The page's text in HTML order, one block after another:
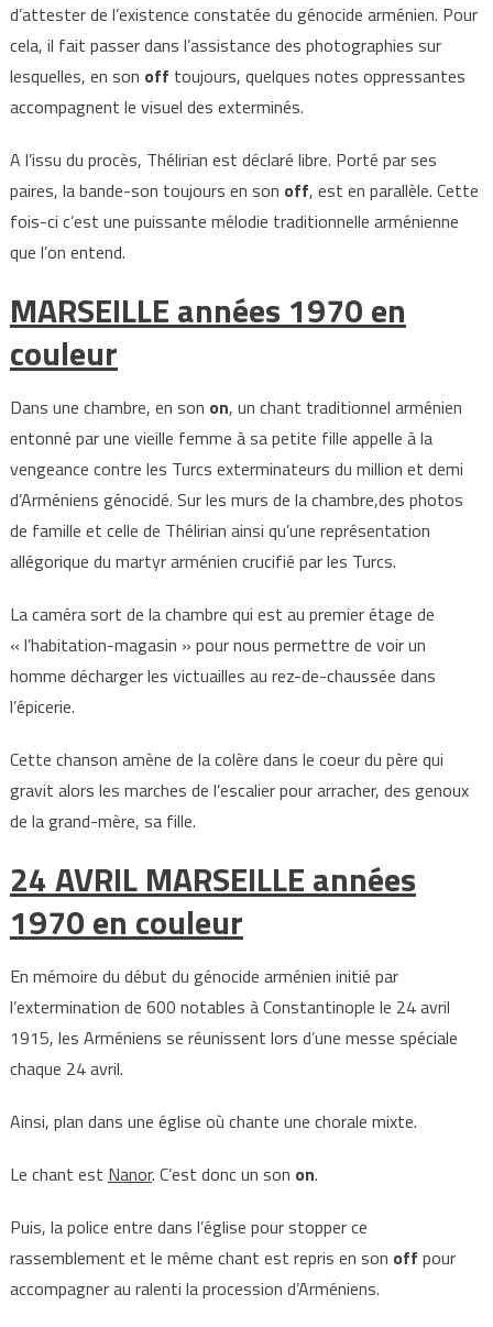
d’attester de l’existence constatée du génocide arménien. Pour
cela, il fait passer dans l’assistance des photographies sur
lesquelles, en son off toujours, quelques notes oppressantes
accompagnent le visuel des exterminés.
A l’issu du procès, Thélirian est déclaré libre. Porté par ses
paires, la bande-son toujours en son off, est en parallèle. Cette
fois-ci c’est une puissante mélodie traditionnelle arménienne
que l’on entend.
MARSEILLE années 1970 en
couleur
Dans une chambre, en son on, un chant traditionnel arménien
entonné par une vieille femme à sa petite fille appelle à la
vengeance contre les Turcs exterminateurs du million et demi
d’Arméniens génocidé. Sur les murs de la chambre,des photos
de famille et celle de Thélirian ainsi qu’une représentation
allégorique du martyr arménien crucifié par les Turcs.
La caméra sort de la chambre qui est au premier étage de
« l’habitation-magasin » pour nous permettre de voir un
homme décharger les victuailles au rez-de-chaussée dans
l’épicerie.
Cette chanson amène de la colère dans le coeur du père qui
gravit alors les marches de l’escalier pour arracher, des genoux
de la grand-mère, sa fille.
24 AVRIL MARSEILLE années
1970 en couleur
En mémoire du début du génocide arménien initié par
l’extermination de 600 notables à Constantinople le 24 avril
1915, les Arméniens se réunissent lors d’une messe spéciale
chaque 24 avril.
Ainsi, plan dans une église où chante une chorale mixte.
Le chant est Nanor. C’est donc un son on.
Puis, la police entre dans l’église pour stopper ce
rassemblement et le même chant est repris en son off pour
accompagner au ralenti la procession d’Arméniens.